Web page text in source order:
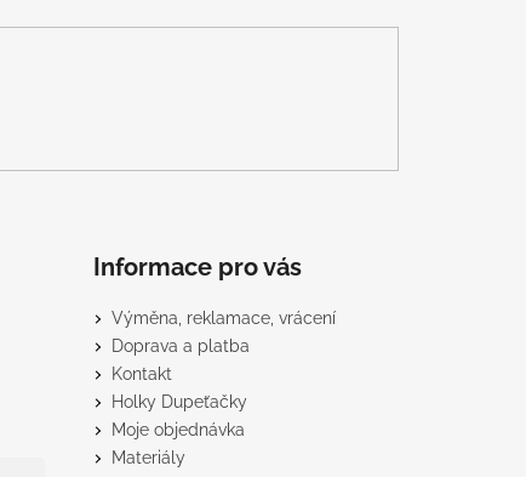
Informace pro vás
Výměna, reklamace, vrácení
Doprava a platba
Kontakt
Holky Dupeťačky
Moje objednávka
Materiály